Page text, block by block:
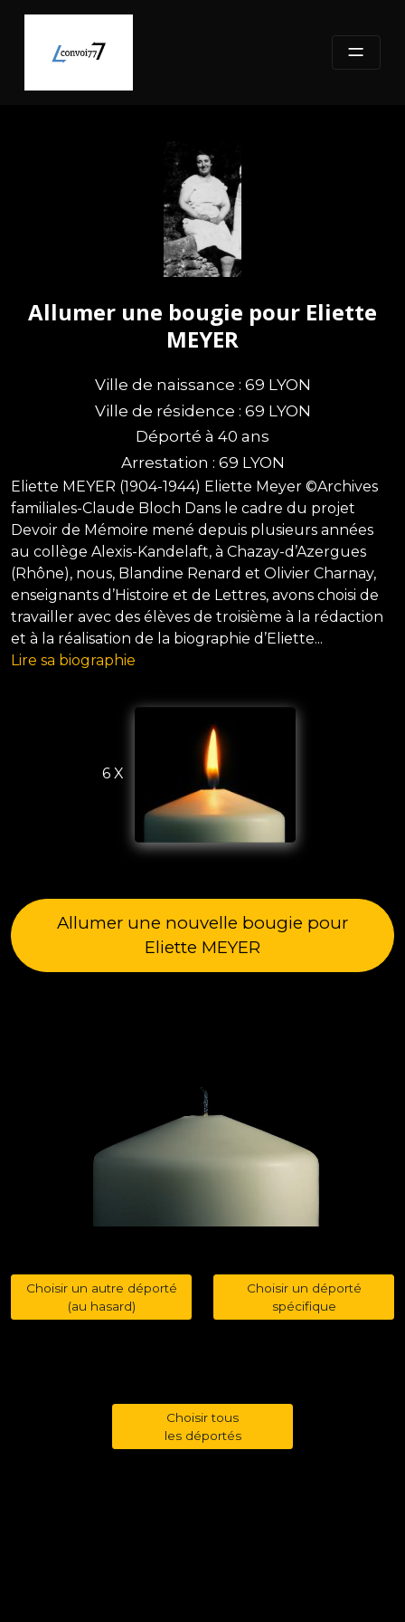
content
Allumer une bougie pour Eliette
MEYER
Ville de naissance : 69 LYON
Ville de résidence : 69 LYON
Déporté à 40 ans
Arrestation : 69 LYON
Eliette MEYER (1904-1944) Eliette Meyer ©Archives
familiales-Claude Bloch Dans le cadre du projet
Devoir de Mémoire mené depuis plusieurs années
au collège Alexis-Kandelaft, à Chazay-d’Azergues
(Rhône), nous, Blandine Renard et Olivier Charnay,
enseignants d’Histoire et de Lettres, avons choisi de
travailler avec des élèves de troisième à la rédaction
et à la réalisation de la biographie d’Eliette...
Lire sa biographie
6 X
Allumer une nouvelle bougie pour
Eliette MEYER
Choisir un autre déporté
(au hasard)
Choisir un déporté
spécifique
Choisir tous
les déportés